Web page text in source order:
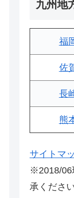
九州地
福
佐
長
熊
サイトマ
※2018/06
承ください